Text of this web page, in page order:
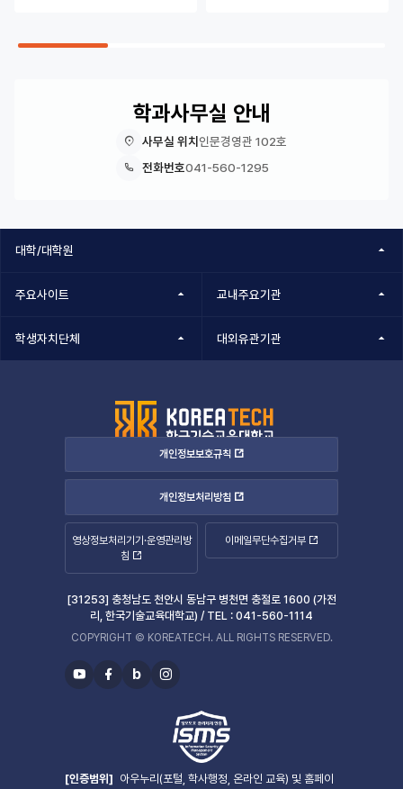
학과사무실 안내
사무실 위치 인문경영관 102호
전화번호041-560-1295
대학/대학원
주요사이트 교내주요기관
학생자치단체 대외유관기관
개인정보보호규칙
개인정보처리방침
영상정보처리기기·운영관리방
침
이메일무단수집거부
[31253] 충청남도 천안시 동남구 병천면 충절로 1600 (가전
리, 한국기술교육대학교) / TEL : 041-560-1114
COPYRIGHT © KOREATECH. ALL RIGHTS RESERVED.
유
페
b
블
인
타
그
[인증범위] 아우누리(포털, 학사행정, 온라인 교육) 및 홈페이